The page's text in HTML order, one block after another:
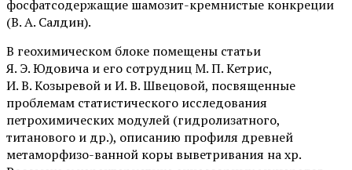
фосфатсодержащие шамозит-кремнистые конкреции
(В. А. Салдин).
В геохимическом блоке помещены статьи
Я. Э. Юдовича и его сотрудниц М. П. Кетрис,
И. В. Козыревой и И. В. Швецовой, посвященные
проблемам статистического исследования
петрохимических модулей (гидролизатного,
титанового и др.), описанию профиля древней
метаморфизо-ванной коры выветривания на хр.